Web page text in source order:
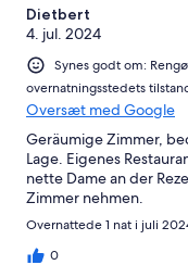
Dietbert
4. jul. 2024
Synes godt om:
overnatningsstedets
Oversæt med Google
Geräumige Zimmer,
Lage. Eigenes
nette Dame an der
Zimmer nehmen.
Overnattede 1 nat i juli
0